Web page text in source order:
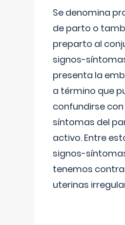
Se denomina
de parto o
preparto al
signos-
presenta la
a término que
confundirse
síntomas del
activo. Entre
signos-
tenemos
uterinas